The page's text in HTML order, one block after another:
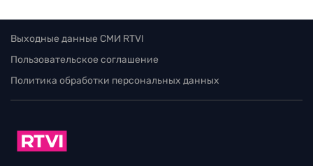
Выходные данные СМИ RTVI
Пользовательское соглашение
Политика обработки персональных данных